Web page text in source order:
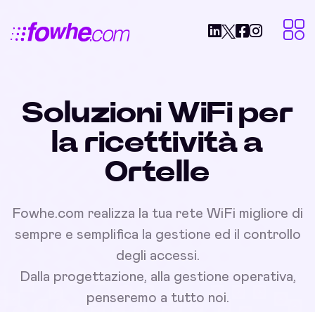
Soluzioni WiFi per
la ricettività a
Ortelle
Fowhe.com realizza la tua rete WiFi migliore di
sempre e semplifica la gestione ed il controllo
degli accessi.
Dalla progettazione, alla gestione operativa,
penseremo a tutto noi.